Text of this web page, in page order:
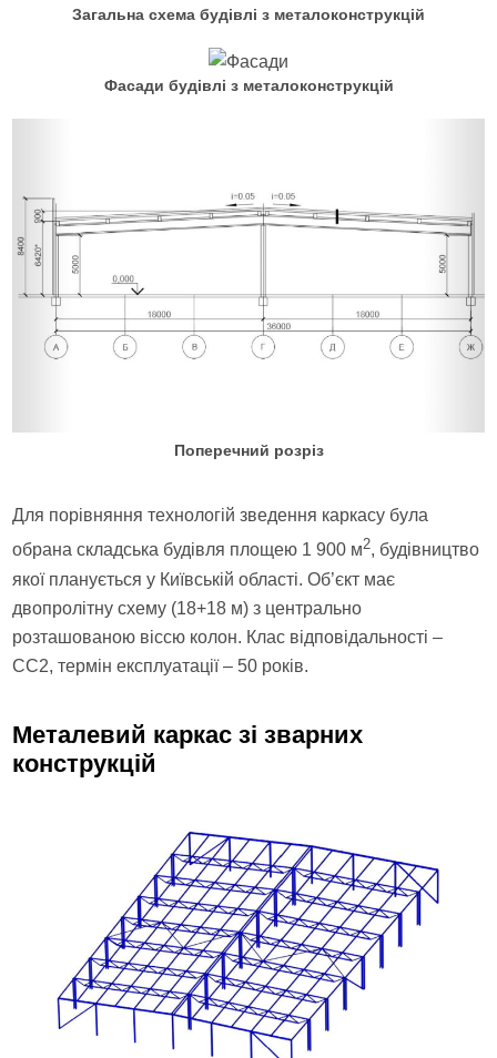
Загальна схема будівлі з металоконструкцій
Фасади будівлі з металоконструкцій
Поперечний розріз
Для порівняння технологій зведення каркасу була
обрана складська будівля площею 1 900 м2, будівництво
якої планується у Київській області. Об’єкт має
двопролітну схему (18+18 м) з центрально
розташованою віссю колон. Клас відповідальності –
СС2, термін експлуатації – 50 років.
Металевий каркас зі зварних
конструкцій